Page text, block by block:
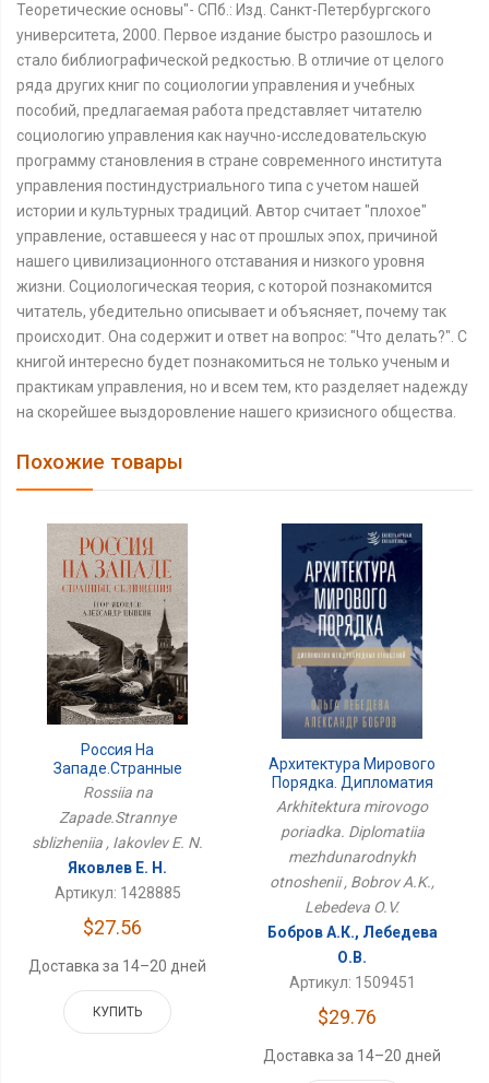
Теоретические основы"- СПб.: Изд. Санкт-Петербургского
университета, 2000. Первое издание быстро разошлось и
стало библиографической редкостью. В отличие от целого
ряда других книг по социологии управления и учебных
пособий, предлагаемая работа представляет читателю
социологию управления как научно-исследовательскую
программу становления в стране современного института
управления постиндустриального типа с учетом нашей
истории и культурных традиций. Автор считает "плохое"
управление, оставшееся у нас от прошлых эпох, причиной
нашего цивилизационного отставания и низкого уровня
жизни. Социологическая теория, с которой познакомится
читатель, убедительно описывает и объясняет, почему так
происходит. Она содержит и ответ на вопрос: "Что делать?". С
книгой интересно будет познакомиться не только ученым и
практикам управления, но и всем тем, кто разделяет надежду
на скорейшее выздоровление нашего кризисного общества.
Похожие товары
Россия На
Западе.Странные
Сближения
Rossiia na
Zapade.Strannye
sblizheniia , Iakovlev E. N.
Яковлев Е. Н.
Артикул: 1428885
$27.56
Доставка за 14–20 дней
КУПИТЬ
Архитектура Мирового
Порядка. Дипломатия
Международных
Arkhitektura mirovogo
poriadka. Diplomatiia
mezhdunarodnykh
otnoshenii , Bobrov A.K.,
Lebedeva O.V.
Бобров А.К., Лебедева
О.В.
Артикул: 1509451
$29.76
Доставка за 14–20 дней